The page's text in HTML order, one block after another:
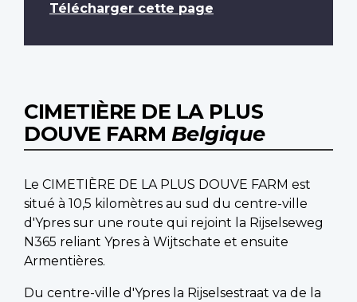
Télécharger cette page
CIMETIÈRE DE LA PLUS
DOUVE FARM Belgique
Le CIMETIÈRE DE LA PLUS DOUVE FARM est
situé à 10,5 kilomètres au sud du centre-ville
d'Ypres sur une route qui rejoint la Rijselseweg
N365 reliant Ypres à Wijtschate et ensuite
Armentières.
Du centre-ville d'Ypres la Rijselsestraat va de la